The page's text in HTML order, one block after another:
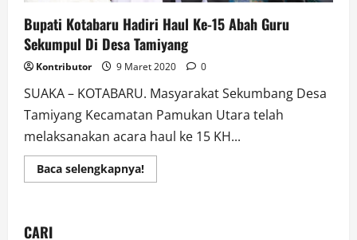
Bupati Kotabaru Hadiri Haul Ke-15 Abah Guru
Sekumpul Di Desa Tamiyang
Kontributor 9 Maret 2020 0
SUAKA – KOTABARU. Masyarakat Sekumbang Desa
Tamiyang Kecamatan Pamukan Utara telah
melaksanakan acara haul ke 15 KH...
Baca selengkapnya!Read
more
CARI